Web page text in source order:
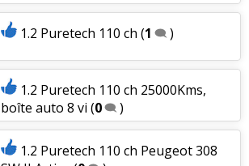
1.2 Puretech 110 ch (1 )
1.2 Puretech 110 ch 25000Kms,
boîte auto 8 vi (0 )
1.2 Puretech 110 ch Peugeot 308